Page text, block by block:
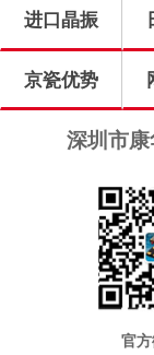
第二次世界大战后不久
托克多夫的石英陶瓷
领先全球KVG简介与
2002年,Manfred Klimm
GmbH”的名义继续经
(LGS),以及将高频振荡
率控制产品领域的高
时至今日,KVG 公司仍
夫斯海姆
振
晶
瑞
振
晶
振
晶
进口晶振
京瓷优势
深圳市康
官